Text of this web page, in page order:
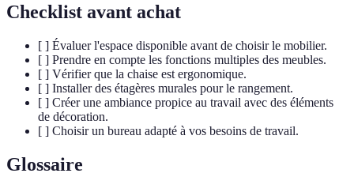
Checklist avant achat
[ ] Évaluer l'espace disponible avant de choisir le mobilier.
[ ] Prendre en compte les fonctions multiples des meubles.
[ ] Vérifier que la chaise est ergonomique.
[ ] Installer des étagères murales pour le rangement.
[ ] Créer une ambiance propice au travail avec des éléments
de décoration.
[ ] Choisir un bureau adapté à vos besoins de travail.
Glossaire